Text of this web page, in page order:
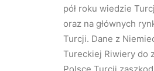
pół roku wiedzie
oraz na głównych
Turcji. Dane z
Tureckiej Riwiery do